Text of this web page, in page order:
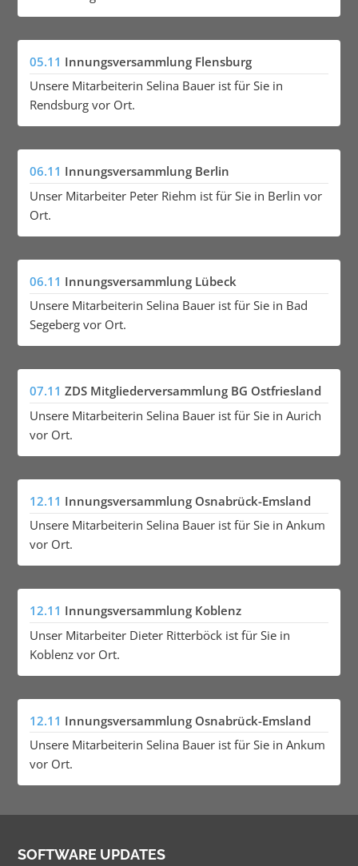
05.11 Innungsversammlung Flensburg
Unsere Mitarbeiterin Selina Bauer ist für Sie in
Rendsburg vor Ort.
06.11 Innungsversammlung Berlin
Unser Mitarbeiter Peter Riehm ist für Sie in Berlin vor
Ort.
06.11 Innungsversammlung Lübeck
Unsere Mitarbeiterin Selina Bauer ist für Sie in Bad
Segeberg vor Ort.
07.11 ZDS Mitgliederversammlung BG Ostfriesland
Unsere Mitarbeiterin Selina Bauer ist für Sie in Aurich
vor Ort.
12.11 Innungsversammlung Osnabrück-Emsland
Unsere Mitarbeiterin Selina Bauer ist für Sie in Ankum
vor Ort.
12.11 Innungsversammlung Koblenz
Unser Mitarbeiter Dieter Ritterböck ist für Sie in
Koblenz vor Ort.
12.11 Innungsversammlung Osnabrück-Emsland
Unsere Mitarbeiterin Selina Bauer ist für Sie in Ankum
vor Ort.
SOFTWARE UPDATES